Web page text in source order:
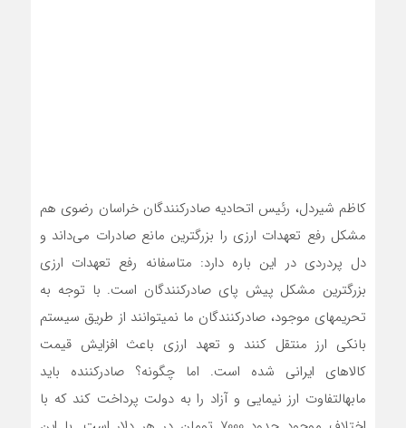
کاظم شیردل، رئیس اتحادیه صادرکنندگان خراسان رضوی هم
مشکل رفع تعهدات ارزی را بزرگترین مانع صادرات می‌داند و
دل پردردی در این باره دارد: متاسفانه رفع تعهدات ارزی
بزرگترین مشکل پیش پای صادرکنندگان است. با توجه به
تحریمهای موجود، صادرکنندگان ما نمیتوانند از طریق سیستم
بانکی ارز منتقل کنند و تعهد ارزی باعث افزایش قیمت
کالاهای ایرانی شده است. اما چگونه؟ صادرکننده باید
مابهالتفاوت ارز نیمایی و آزاد را به دولت پرداخت کند که با